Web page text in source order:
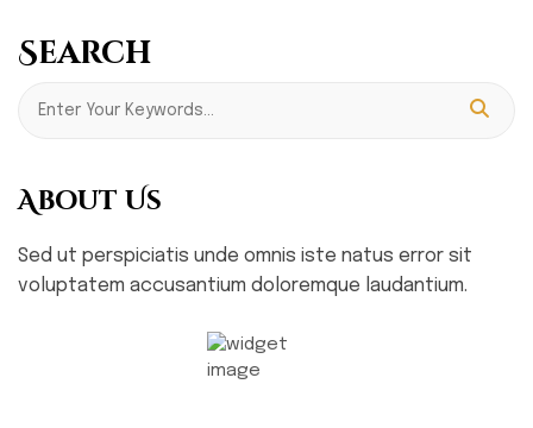
Search
About Us
Sed ut perspiciatis unde omnis iste natus error sit
voluptatem accusantium doloremque laudantium.